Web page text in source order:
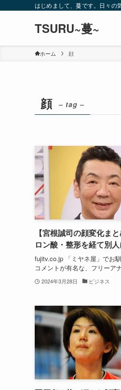
はじめまして、蔓です。日々の
TSURU~蔓~
ホーム 顔
顔 – tag –
【宮根誠司の顔変化ま
ロン酸・整形を経て別
fujitv.co.jp 「ミヤネ屋」でお
コメントが有名な、フリーア
2024年3月28日 ビジネス